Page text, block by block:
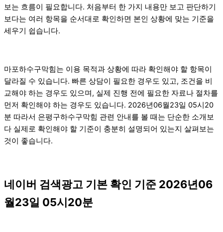
보는 흐름이 필요합니다. 처음부터 한 가지 내용만 보고 판단하기
보다는 여러 항목을 순서대로 확인하면 본인 상황에 맞는 기준을
세우기 쉽습니다.
마포하수구막힘는 이용 목적과 상황에 따라 확인해야 할 항목이
달라질 수 있습니다. 빠른 상담이 필요한 경우도 있고, 조건을 비
교해야 하는 경우도 있으며, 실제 진행 전에 필요한 자료나 절차를
먼저 확인해야 하는 경우도 있습니다. 2026년06월23일 05시20
분 따라서 은평구하수구막힘 관련 안내를 볼 때는 단순한 소개보
다 실제로 확인해야 할 기준이 충분히 설명되어 있는지 살펴보는
것이 좋습니다.
네이버 검색광고 기본 확인 기준 2026년06
월23일 05시20분